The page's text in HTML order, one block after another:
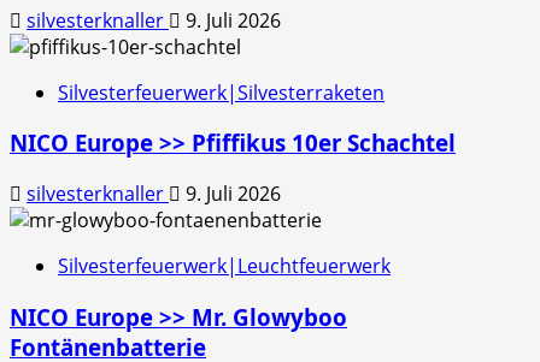
silvesterknaller 9. Juli 2026
Silvesterfeuerwerk|Silvesterraketen
NICO Europe >> Pfiffikus 10er Schachtel
silvesterknaller 9. Juli 2026
Silvesterfeuerwerk|Leuchtfeuerwerk
NICO Europe >> Mr. Glowyboo
Fontänenbatterie